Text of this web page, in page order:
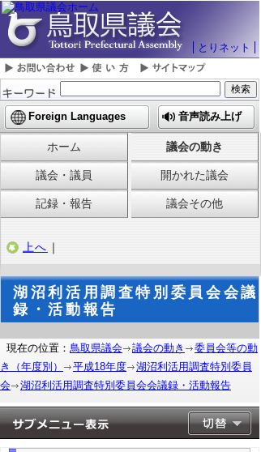
とりネット
Foreign Languages 音声読み上げ
ホーム 議会の動き
議会・議員 開かれた議会
記録・報告 議会その他
上へ ｜
湖沼利活用調査特別委員会会議
録・活動報告
現在の位置： 鳥取県議会 議会の動き
委員会等の動
き（年度別）
平成18年度
湖沼利活用調査特別委員
会
湖沼利活用調査特別委員会会議録・活動報告